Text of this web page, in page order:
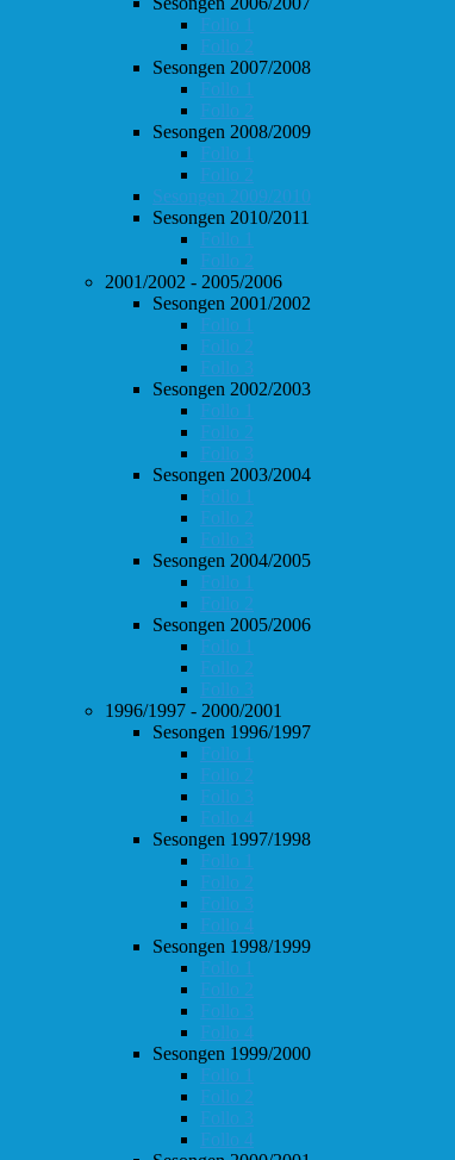
Follo 1
Follo 2
Sesongen 2007/2008
Follo 1
Follo 2
Sesongen 2008/2009
Follo 1
Follo 2
Sesongen 2009/2010
Sesongen 2010/2011
Follo 1
Follo 2
2001/2002 - 2005/2006
Sesongen 2001/2002
Follo 1
Follo 2
Follo 3
Sesongen 2002/2003
Follo 1
Follo 2
Follo 3
Sesongen 2003/2004
Follo 1
Follo 2
Follo 3
Sesongen 2004/2005
Follo 1
Follo 2
Sesongen 2005/2006
Follo 1
Follo 2
Follo 3
1996/1997 - 2000/2001
Sesongen 1996/1997
Follo 1
Follo 2
Follo 3
Follo 4
Sesongen 1997/1998
Follo 1
Follo 2
Follo 3
Follo 4
Sesongen 1998/1999
Follo 1
Follo 2
Follo 3
Follo 4
Sesongen 1999/2000
Follo 1
Follo 2
Follo 3
Follo 4